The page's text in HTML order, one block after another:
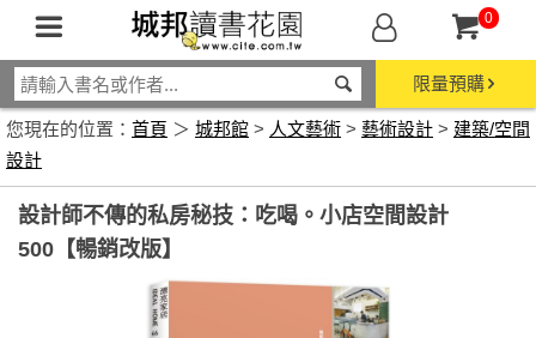
0
限量預購
您現在的位置： 首頁 ＞ 城邦館 > 人文藝術 > 藝術設計 > 建築/空間
設計
設計師不傳的私房秘技：吃喝。小店空間設計
500【暢銷改版】